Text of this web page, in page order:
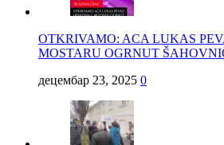
OTKRIVAMO: ACA LUKAS
MOSTARU OGRNUT
децембар 23, 2025 0